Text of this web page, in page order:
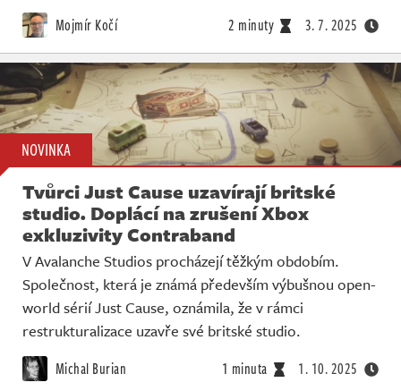
Mojmír Kočí 2 minuty 3. 7. 2025
NOVINKA
Tvůrci Just Cause uzavírají britské
studio. Doplácí na zrušení Xbox
exkluzivity Contraband
V Avalanche Studios procházejí těžkým obdobím.
Společnost, která je známá především výbušnou open-
world sérií Just Cause, oznámila, že v rámci
restrukturalizace uzavře své britské studio.
Michal Burian 1 minuta 1. 10. 2025